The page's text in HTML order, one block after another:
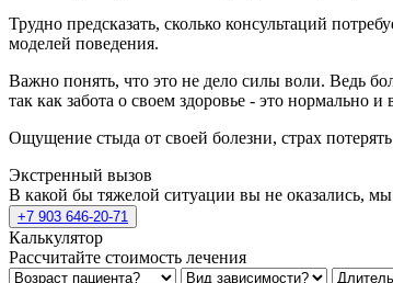
Трудно предсказать, сколько консультаций
моделей поведения.
Важно понять, что это не дело силы воли. Ведь
так как забота о своем здоровье - это нормально и
Ощущение стыда от своей болезни, страх
Экстренный вызов
В какой бы тяжелой ситуации вы не оказались,
+7 903 646-20-71
Калькулятор
Рассчитайте стоимость лечения